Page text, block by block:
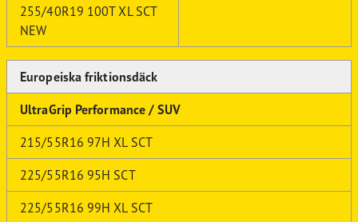
255/40R19 100T XL SCT
NEW
Europeiska friktionsdäck
UltraGrip Performance / SUV
215/55R16 97H XL SCT
225/55R16 95H SCT
225/55R16 99H XL SCT